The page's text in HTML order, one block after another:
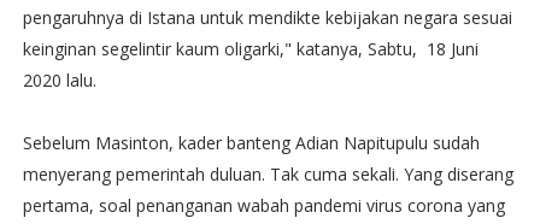
pengaruhnya di Istana untuk mendikte kebijakan negara sesuai
keinginan segelintir kaum oligarki," katanya, Sabtu, 18 Juni
2020 lalu.
Sebelum Masinton, kader banteng Adian Napitupulu sudah
menyerang pemerintah duluan. Tak cuma sekali. Yang diserang
pertama, soal penanganan wabah pandemi virus corona yang